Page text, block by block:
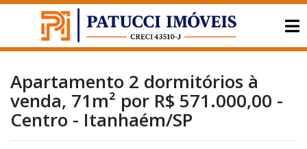
Apartamento 2 dormitórios à
venda, 71m² por R$ 571.000,00 -
Centro - Itanhaém/SP